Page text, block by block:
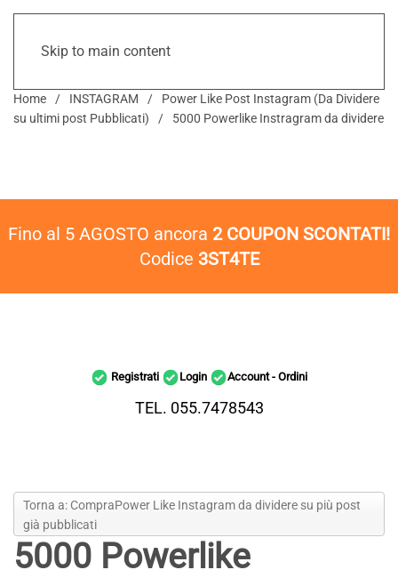
Skip to main content
Home INSTAGRAM
Power Like Post Instagram (Da Dividere
su ultimi post Pubblicati)
5000 Powerlike Instragram da dividere
Fino al 5 AGOSTO ancora 2 COUPON SCONTATI!
Codice 3ST4TE
Registrati Login Account - Ordini
TEL. 055.7478543
Torna a: CompraPower Like Instagram da dividere su più post
già pubblicati
5000 Powerlike